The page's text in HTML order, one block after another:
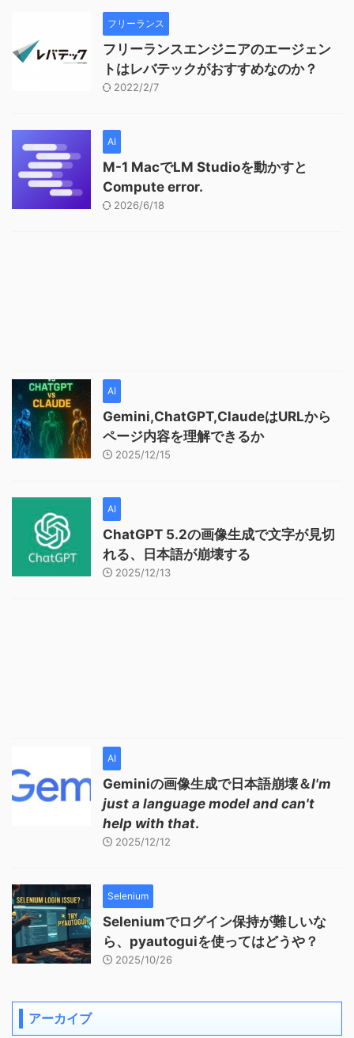
フリーランス
フリーランスエンジニアのエージェン
トはレバテックがおすすめなのか？
2022/2/7
AI
M-1 MacでLM Studioを動かすと
Compute error.
2026/6/18
AI
Gemini,ChatGPT,ClaudeはURLから
ページ内容を理解できるか
2025/12/15
AI
ChatGPT 5.2の画像生成で文字が見切
れる、日本語が崩壊する
2025/12/13
AI
Geminiの画像生成で日本語崩壊＆I'm
just a language model and can't
help with that.
2025/12/12
Selenium
Seleniumでログイン保持が難しいな
ら、pyautoguiを使ってはどうや？
2025/10/26
アーカイブ